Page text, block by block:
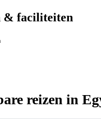
& faciliteiten
reizen in